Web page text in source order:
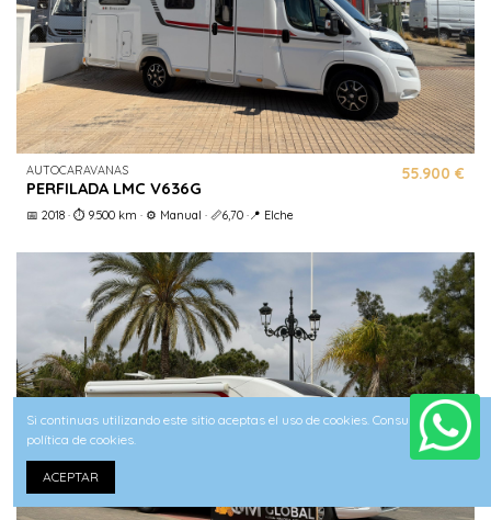
AUTOCARAVANAS
PERFILADA LMC V636G
55.900 €
📅 2018 · ⏱️ 9.500 km · ⚙️ Manual · 📏6,70 ·📍 Elche
Si continuas utilizando este sitio aceptas el uso de cookies. Consulta nuestra
política de cookies.
ACEPTAR